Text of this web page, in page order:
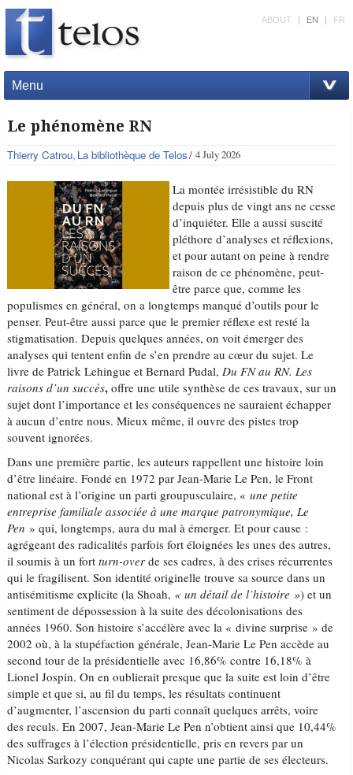
Menu
ABOUT | EN | FR
Le phénomène RN
Thierry Catrou La bibliothèque de Telos 4 July 2026
La montée irrésistible du RN
depuis plus de vingt ans ne cesse
d’inquiéter. Elle a aussi suscité
pléthore d’analyses et réflexions,
et pour autant on peine à rendre
raison de ce phénomène, peut-
être parce que, comme les
populismes en général, on a longtemps manqué d’outils pour le
penser. Peut-être aussi parce que le premier réflexe est resté la
stigmatisation. Depuis quelques années, on voit émerger des
analyses qui tentent enfin de s’en prendre au cœur du sujet. Le
livre de Patrick Lehingue et Bernard Pudal,Du FN au RN. Les
raisons d’un succès, offre une utile synthèse de ces travaux, sur un
sujet dont l’importance et les conséquences ne sauraient échapper
à aucun d’entre nous. Mieux même, il ouvre des pistes trop
souvent ignorées.
Dans une première partie, les auteurs rappellent une histoire loin
d’être linéaire. Fondé en 1972 par Jean-Marie Le Pen, le Front
national est à l’origine un parti groupusculaire, «une petite
entreprise familiale associée à une marque patronymique, Le
Pen » qui, longtemps, aura du mal à émerger. Et pour cause :
agrégeant des radicalités parfois fort éloignées les unes des autres,
il soumis à un fortturn-over de ses cadres, à des crises récurrentes
qui le fragilisent. Son identité originelle trouve sa source dans un
antisémitisme explicite (la Shoah, « un détail de l’histoire ») et un
sentiment de dépossession à la suite des décolonisations des
années 1960. Son histoire s’accélère avec la « divine surprise » de
2002 où, à la stupéfaction générale, Jean-Marie Le Pen accède au
second tour de la présidentielle avec 16,86% contre 16,18% à
Lionel Jospin. On en oublierait presque que la suite est loin d’être
simple et que si, au fil du temps, les résultats continuent
d’augmenter, l’ascension du parti connaît quelques arrêts, voire
des reculs. En 2007, Jean-Marie Le Pen n’obtient ainsi que 10,44%
des suffrages à l’élection présidentielle, pris en revers par un
Nicolas Sarkozy conquérant qui capte une partie de ses électeurs.